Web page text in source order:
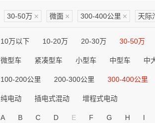
30-50万 × 微面 × 300-400公里 × 天际
10万以下 10-20万 20-30万 30-50万
微型车 紧凑型车 小型车 中型车 中
100-200公里 200-300公里 300-400公里
纯电动 插电式混动 增程式电动
A B C D E F G H I